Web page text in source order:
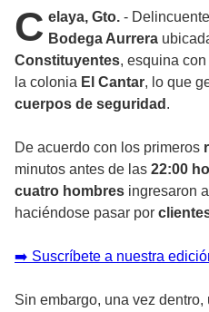
C elaya, Gto. -
Bodega Aurrera
Constituyentes, esquina con
la colonia El Cantar, lo que
cuerpos de seguridad .
De acuerdo con los primeros
minutos antes de las 22:00
cuatro hombres ingresaron
haciéndose pasar por
➡️ Suscríbete a nuestra
Sin embargo, una vez